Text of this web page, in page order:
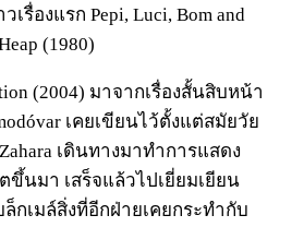
รื่องแรก Pepi, Luci, Bom and
(1980)
(2004) มาจากเรื่องสั้นสิบหน้า
เคยเขียนไว้ตั้งแต่สมัยวัย
เดินทางมาทำการแสดง
ขึ้นมา เสร็จแล้วไปเยี่ยมเยียน
กเมล์สิ่งที่อีกฝ่ายเคยกระทำกับ